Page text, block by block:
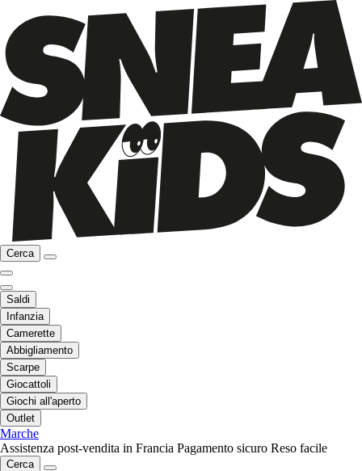
Cerca
Saldi
Infanzia
Camerette
Abbigliamento
Scarpe
Giocattoli
Giochi all'aperto
Outlet
Marche
Assistenza post-vendita in Francia Pagamento sicuro Reso facile
Cerca